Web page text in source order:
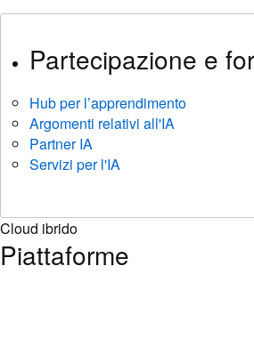
Partecipazione e
Hub per l’apprendimento
Argomenti relativi all'IA
Partner IA
Servizi per l'IA
Cloud ibrido
Piattaforme